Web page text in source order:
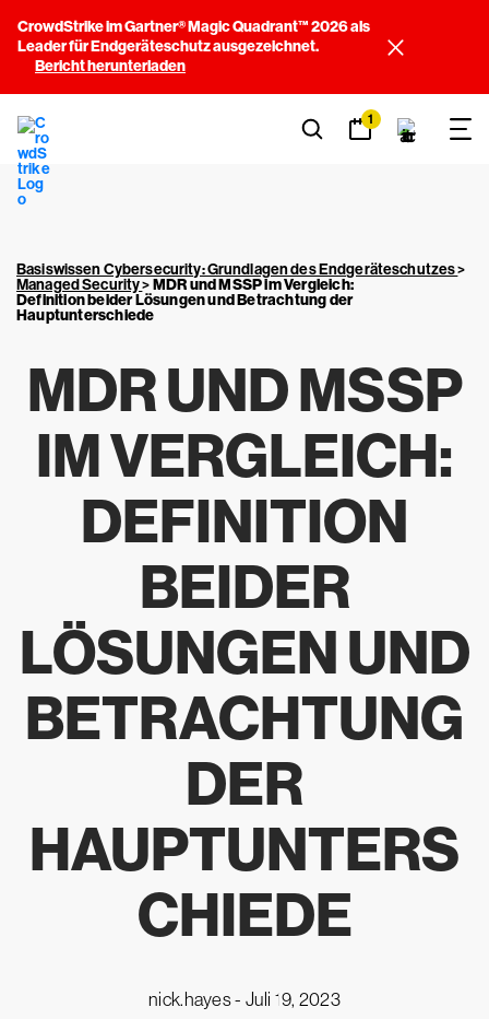
CrowdStrike im Gartner® Magic Quadrant™ 2026 als
Leader für Endgeräteschutz ausgezeichnet.
Bericht herunterladen
1
Basiswissen Cybersecurity: Grundlagen des Endgeräteschutzes>
Managed Security>MDR und MSSP im Vergleich:
Definition beider Lösungen und Betrachtung der
Hauptunterschiede
MDR UND MSSP
IM VERGLEICH:
DEFINITION
BEIDER
LÖSUNGEN UND
BETRACHTUNG
DER
HAUPTUNTERS
CHIEDE
nick.hayes - Juli 19, 2023